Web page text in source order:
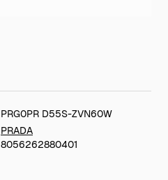
PRG0PR D55S-ZVN60W
PRADA
8056262880401